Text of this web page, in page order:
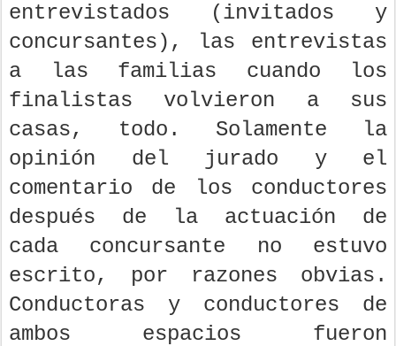
entrevistados (invitados y
concursantes), las entrevistas
a las familias cuando los
finalistas volvieron a sus
casas, todo. Solamente la
opinión del jurado y el
comentario de los conductores
después de la actuación de
cada concursante no estuvo
escrito, por razones obvias.
Conductoras y conductores de
ambos espacios fueron